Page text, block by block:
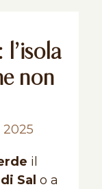
non
il
Sal o a